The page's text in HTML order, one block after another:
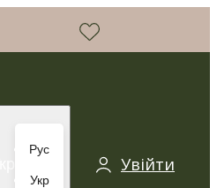
Рус
Укр
Увійти